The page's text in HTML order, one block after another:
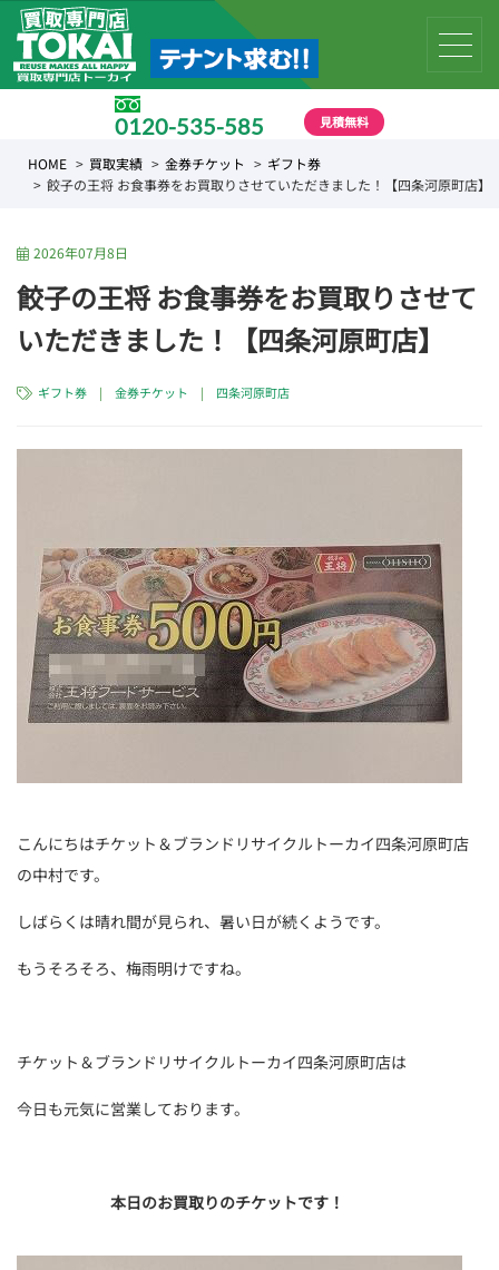
0120-535-585 見積無料
HOME 買取実績 金券チケット
ギフト券
餃子の王将 お食事券をお買取りさせていただきました！【四条河原町店】
2026年07月8日
餃子の王将 お食事券をお買取りさせて
いただきました！【四条河原町店】
ギフト券 |金券チケット | 四条河原町店
こんにちはチケット＆ブランドリサイクルトーカイ四条河原町店
の中村です。
しばらくは晴れ間が見られ、暑い日が続くようです。
もうそろそろ、梅雨明けですね。
チケット＆ブランドリサイクルトーカイ四条河原町店は
今日も元気に営業しております。
本日のお買取りのチケットです！